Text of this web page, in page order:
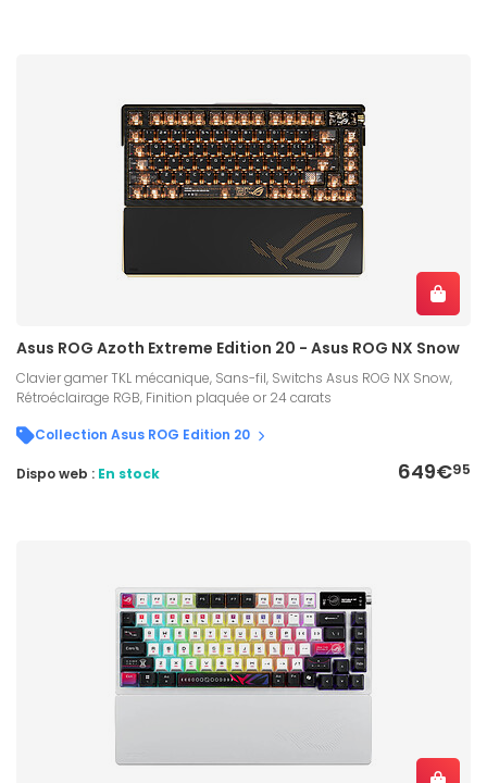
Asus ROG Azoth Extreme Edition 20 - Asus ROG NX Snow
Clavier gamer TKL mécanique, Sans-fil, Switchs Asus ROG NX Snow,
Rétroéclairage RGB, Finition plaquée or 24 carats
Collection Asus ROG Edition 20
649€95
Dispo web : En stock